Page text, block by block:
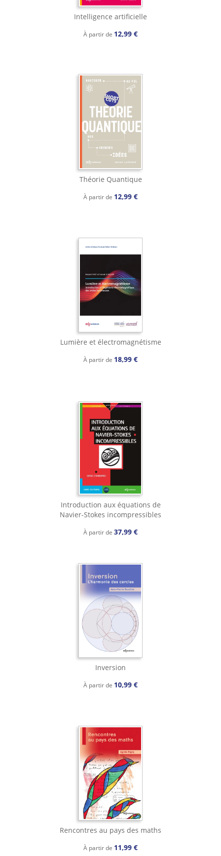
Intelligence artificielle
À partir de 12,99 €
Théorie Quantique
À partir de 12,99 €
Lumière et électromagnétisme
À partir de 18,99 €
Introduction aux équations de
Navier-Stokes incompressibles
À partir de 37,99 €
Inversion
À partir de 10,99 €
Rencontres au pays des maths
À partir de 11,99 €